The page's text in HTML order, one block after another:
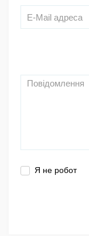
Я не робот